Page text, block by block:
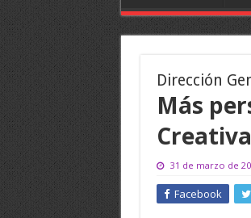
Dirección
Más
31 de marzo de
Facebook